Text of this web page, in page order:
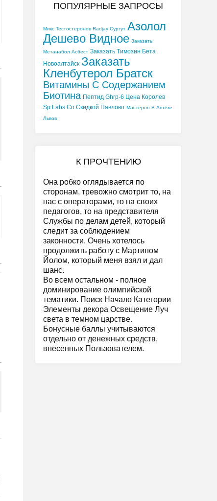
ПОПУЛЯРНЫЕ ЗАПРОСЫ
Микс Тестостеронов Radjay Сургут Азолол
Дешево Видное Заказать
Метанабол Асбест Заказать Tимозин Бета
Новоалтайск Заказать
Кленбутерол Братск
Витамины С Содержанием
Биотина Пептид Ghrp-6 Цена Королев
Sp Labs Со Скидкой Павлово Мастерон В Аптеке
Львов
К ПРОЧТЕНИЮ
Она робко оглядывается по
сторонам, тревожно смотрит то, на
нас с операторами, то на своих
педагогов, то на представителя
Службы по делам детей, который
следит за соблюдением
законности. Очень хотелось
продолжить работу с Мартином
Йолом, который меня взял и дал
шанс.
Во всем остальном - полное
доминирование олимпийской
тематики. Поиск Начало Категории
Элементы декора Освещение Луч
света в темном царстве.
Бонусные баллы учитываются
отдельно от денежных средств,
внесенных Пользователем.